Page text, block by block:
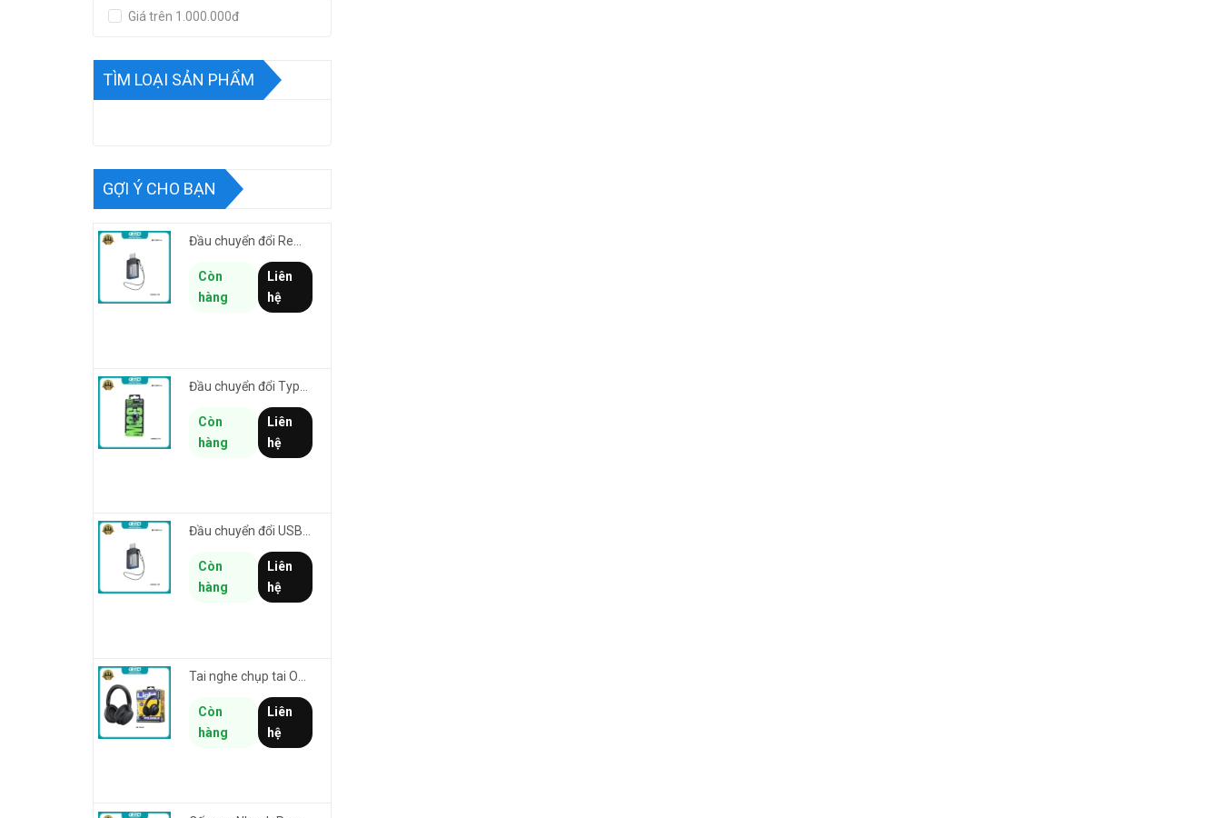
Giá trên 1.000.000đ
TÌM LOẠI SẢN PHẨM
GỢI Ý CHO BẠN
Đầu chuyển đổi Remax CB32-L-AF từ USB sang Lightning male cho thiết bị cổng USB kết nối iphone/ipad
Còn
hàng
Liên
hệ
Còn
hàng
Liên
hệ
Đầu chuyển đổi USB 3.0 to TypeC REMAX CB32-C-AF hỗ trợ truyền data tối đa 5Gbps
Còn
hàng
Liên
hệ
Còn
hàng
Liên
hệ